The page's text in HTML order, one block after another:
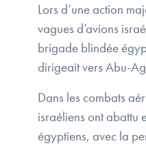
Lors d’une action
vagues d’avions
brigade blindée
dirigeait vers Abu-
Dans les combats
israéliens ont abattu
égyptiens, avec la